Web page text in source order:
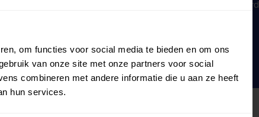
om functies voor social media te bieden en om ons
van onze site met onze partners voor social
combineren met andere informatie die u aan ze heeft
hun services.
Om deze sportruimte te
Inloggen